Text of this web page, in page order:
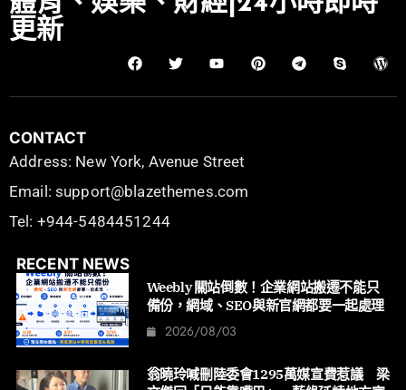
更新
CONTACT
Address: New York, Avenue Street
Email: support@blazethemes.com
Tel: +944-5484451244
RECENT NEWS
Weebly 關站倒數！企業網站搬遷不能只
備份，網域、SEO與新官網都要一起處理
2026/08/03
翁曉玲喊刪陸委會1295萬媒宣費惹議 梁